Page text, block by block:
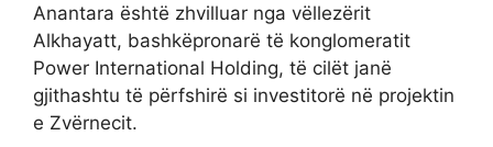
Anantara është zhvilluar nga vëllezërit
Alkhayatt, bashkëpronarë të konglomeratit
Power International Holding, të cilët janë
gjithashtu të përfshirë si investitorë në projektin
e Zvërnecit.